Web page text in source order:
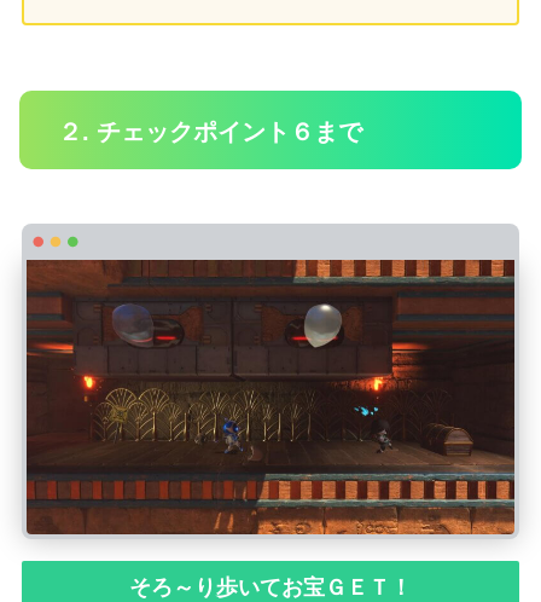
２. チェックポイント６まで
そろ～り歩いてお宝ＧＥＴ！